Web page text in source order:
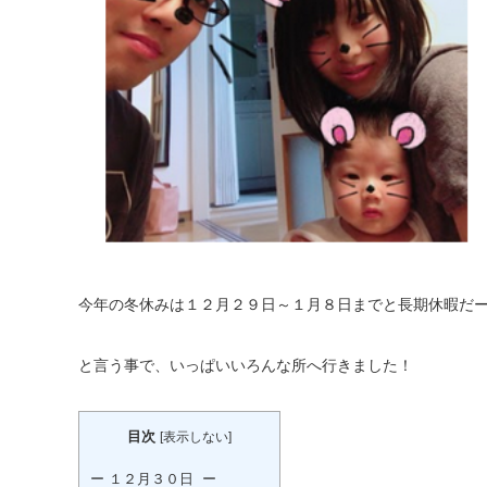
今年の冬休みは１２月２９日～１月８日までと長期休暇だ
と言う事で、いっぱいいろんな所へ行きました！
目次 [表示しない]
ー １２月３０日 ー